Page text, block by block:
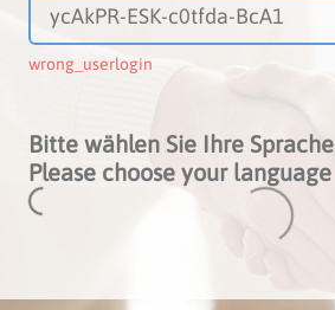
wrong_userlogin
Bitte wählen Sie Ihre Sprache
Please choose your language
Loading... Loading...